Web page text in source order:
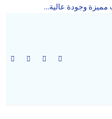
مميزة وجودة عالية...